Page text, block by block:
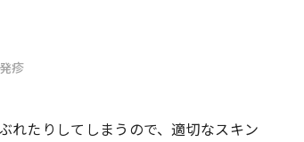
疹
れたりしてしまうので、適切なスキン